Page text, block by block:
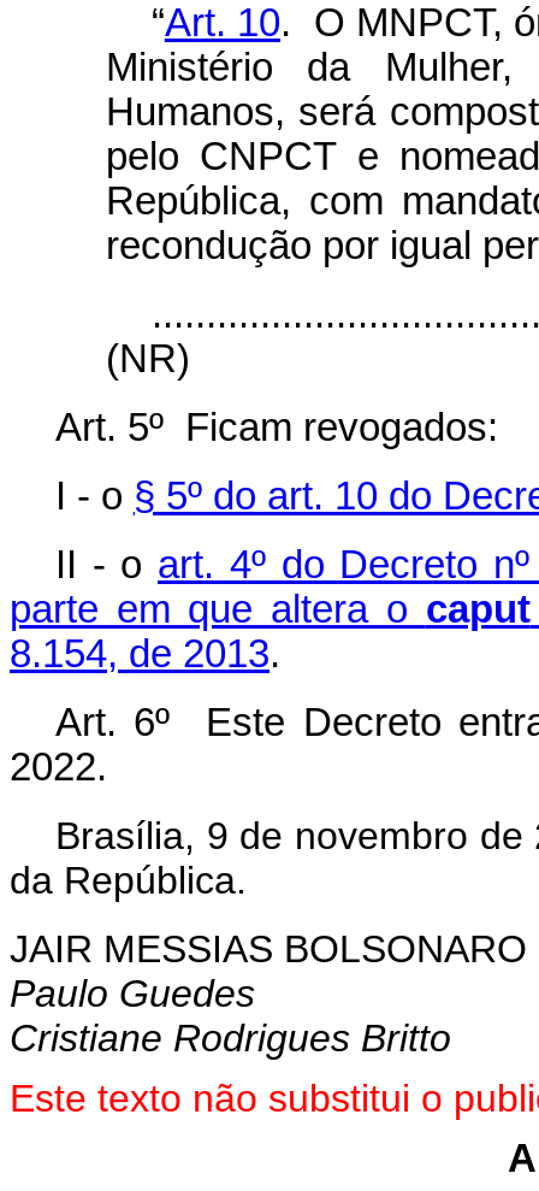
“Art. 10. O MNPCT,
Ministério da
Humanos, será
pelo CNPCT e
República, com
recondução por igual
(NR)
Art. 5º Ficam revogados:
I - o § 5º do art. 10 do
II - o art. 4º do Decreto
parte em que altera o caput
8.154, de 2013.
Art. 6º Este Decreto
2022.
Brasília, 9 de novembro de
da República.
JAIR MESSIAS BOLSONARO
Paulo Guedes
Cristiane Rodrigues Britto
Este texto não substitui o